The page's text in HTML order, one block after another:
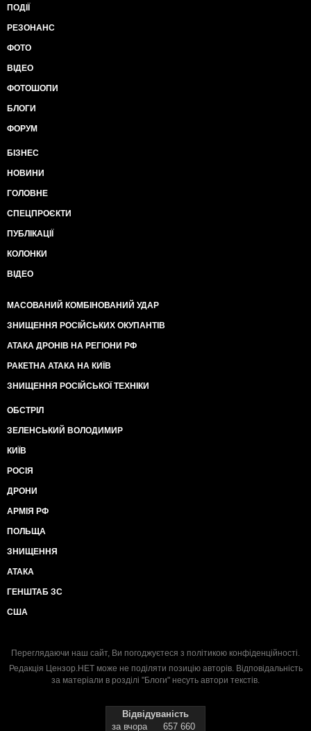
ПОДІЇ
РЕЗОНАНС
ФОТО
ВІДЕО
ФОТОШОПИ
БЛОГИ
ФОРУМ
БІЗНЕС
НОВИНИ
ГОЛОВНЕ
СПЕЦПРОЄКТИ
ПУБЛІКАЦІЇ
КОЛОНКИ
ВІДЕО
МАСОВАНИЙ КОМБІНОВАНИЙ УДАР
ЗНИЩЕННЯ РОСІЙСЬКИХ ОКУПАНТІВ
АТАКА ДРОНІВ НА РЕГІОНИ РФ
РАКЕТНА АТАКА НА КИЇВ
ЗНИЩЕННЯ РОСІЙСЬКОЇ ТЕХНІКИ
ОБСТРІЛ
ЗЕЛЕНСЬКИЙ ВОЛОДИМИР
КИЇВ
РОСІЯ
ДРОНИ
АРМІЯ РФ
ПОЛЬЩА
ЗНИЩЕННЯ
АТАКА
ГЕНШТАБ ЗС
США
Переглядаючи наш сайт, Ви погоджуєтеся з політикою конфіденційності.
Редакція Цензор.НЕТ може не поділяти позицію авторів. Відповідальність
за матеріали в розділі "Блоги" несуть автори текстів.
Відвідуваність
за вчора
657 660